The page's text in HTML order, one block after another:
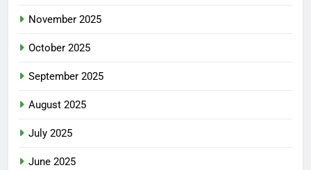
November 2025
October 2025
September 2025
August 2025
July 2025
June 2025